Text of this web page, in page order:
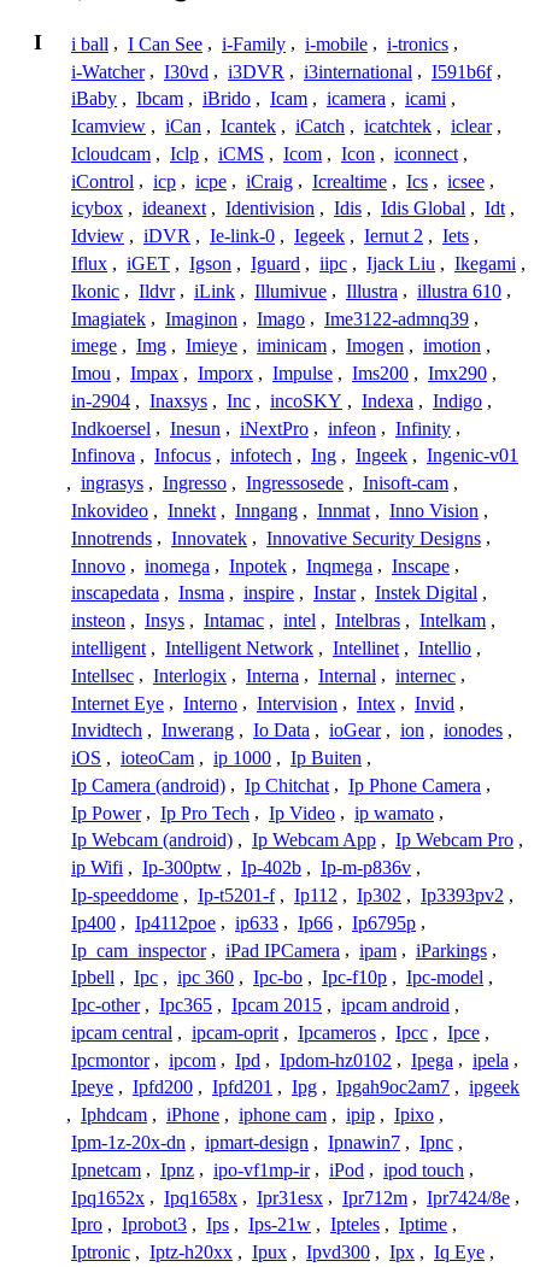
I i ball , I Can See , i-Family , i-mobile , i-tronics ,
i-Watcher , I30vd , i3DVR , i3international , I591b6f ,
iBaby , Ibcam , iBrido , Icam , icamera , icami ,
Icamview , iCan , Icantek , iCatch , icatchtek , iclear ,
Icloudcam , Iclp , iCMS , Icom , Icon , iconnect ,
iControl , icp , icpe , iCraig , Icrealtime , Ics , icsee ,
icybox , ideanext , Identivision , Idis , Idis Global , Idt ,
Idview , iDVR , Ie-link-0 , Iegeek , Iernut 2 , Iets ,
Iflux , iGET , Igson , Iguard , iipc , Ijack Liu , Ikegami ,
Ikonic , Ildvr , iLink , Illumivue , Illustra , illustra 610 ,
Imagiatek , Imaginon , Imago , Ime3122-admnq39 ,
imege , Img , Imieye , iminicam , Imogen , imotion ,
Imou , Impax , Imporx , Impulse , Ims200 , Imx290 ,
in-2904 , Inaxsys , Inc , incoSKY , Indexa , Indigo ,
Indkoersel , Inesun , iNextPro , infeon , Infinity ,
Infinova , Infocus , infotech , Ing , Ingeek , Ingenic-v01
, ingrasys , Ingresso , Ingressosede , Inisoft-cam ,
Inkovideo , Innekt , Inngang , Innmat , Inno Vision ,
Innotrends , Innovatek , Innovative Security Designs ,
Innovo , inomega , Inpotek , Inqmega , Inscape ,
inscapedata , Insma , inspire , Instar , Instek Digital ,
insteon , Insys , Intamac , intel , Intelbras , Intelkam ,
intelligent , Intelligent Network , Intellinet , Intellio ,
Intellsec , Interlogix , Interna , Internal , internec ,
Internet Eye , Interno , Intervision , Intex , Invid ,
Invidtech , Inwerang , Io Data , ioGear , ion , ionodes ,
iOS , ioteoCam , ip 1000 , Ip Buiten ,
Ip Camera (android) , Ip Chitchat , Ip Phone Camera ,
Ip Power , Ip Pro Tech , Ip Video , ip wamato ,
Ip Webcam (android) , Ip Webcam App , Ip Webcam Pro ,
ip Wifi , Ip-300ptw , Ip-402b , Ip-m-p836v ,
Ip-speeddome , Ip-t5201-f , Ip112 , Ip302 , Ip3393pv2 ,
Ip400 , Ip4112poe , ip633 , Ip66 , Ip6795p ,
Ip_cam_inspector , iPad IPCamera , ipam , iParkings ,
Ipbell , Ipc , ipc 360 , Ipc-bo , Ipc-f10p , Ipc-model ,
Ipc-other , Ipc365 , Ipcam 2015 , ipcam android ,
ipcam central , ipcam-oprit , Ipcameros , Ipcc , Ipce ,
Ipcmontor , ipcom , Ipd , Ipdom-hz0102 , Ipega , ipela ,
Ipeye , Ipfd200 , Ipfd201 , Ipg , Ipgah9oc2am7 , ipgeek
, Iphdcam , iPhone , iphone cam , ipip , Ipixo ,
Ipm-1z-20x-dn , ipmart-design , Ipnawin7 , Ipnc ,
Ipnetcam , Ipnz , ipo-vf1mp-ir , iPod , ipod touch ,
Ipq1652x , Ipq1658x , Ipr31esx , Ipr712m , Ipr7424/8e ,
Ipro , Iprobot3 , Ips , Ips-21w , Ipteles , Iptime ,
Iptronic , Iptz-h20xx , Ipux , Ipvd300 , Ipx , Iq Eye ,